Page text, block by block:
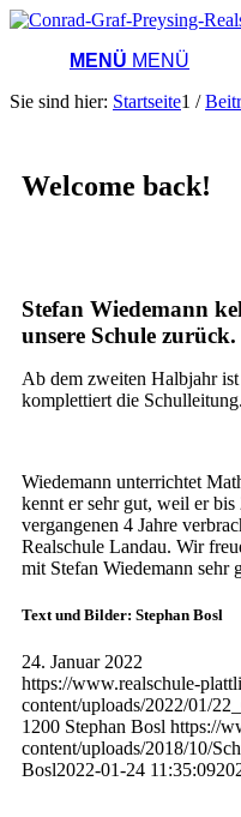
MENÜ MENÜ
Sie sind hier: Startseite1 /
Welcome back!
Stefan Wiedemann
unsere Schule zurück.
Ab dem zweiten Halbjahr
komplettiert die Schulleitung.
Wiedemann unterrichtet
kennt er sehr gut, weil er
vergangenen 4 Jahre
Realschule Landau. Wir
mit Stefan Wiedemann sehr
Text und Bilder: Stephan Bosl
24. Januar 2022
https://www.realschule-
content/uploads/2022/01/
1200 Stephan Bosl https://
content/uploads/2018/10/
Bosl2022-01-24 11:35:09